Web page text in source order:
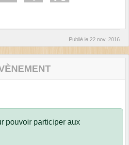
Publié le 22 nov. 2016
pouvoir participer aux